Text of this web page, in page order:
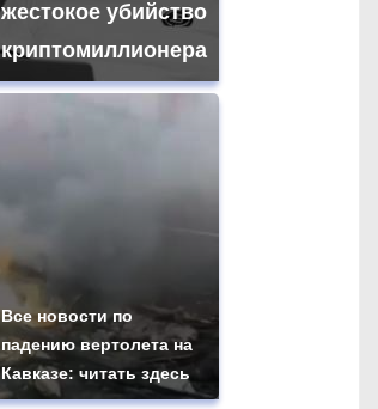
жестокое убийство
криптомиллионера
Все новости по
падению вертолета на
Кавказе: читать здесь